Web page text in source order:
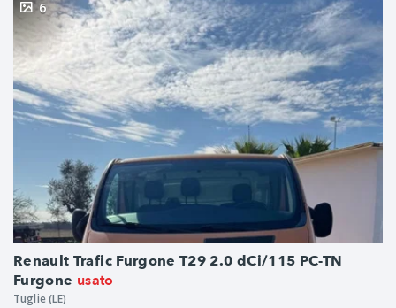
Renault Trafic Furgone T29 2.0 dCi/115 PC-TN
Furgone usato
6
Tuglie (LE)